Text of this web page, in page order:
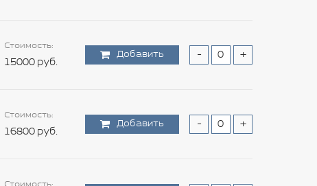
Стоимость:
15000 руб.
Добавить - +
Стоимость:
16800 руб.
Добавить - +